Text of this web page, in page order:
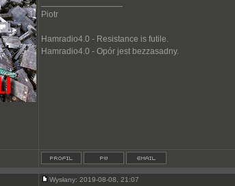
Piotr
Hamradio4.0 - Resistance is futile.
Hamradio4.0 - Opór jest bezzasadny.
Wysłany: 2019-08-08, 21:07